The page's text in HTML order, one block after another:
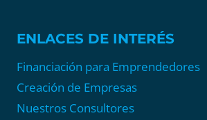
ENLACES DE INTERÉS
Financiación para Emprendedores
Creación de Empresas
Nuestros Consultores